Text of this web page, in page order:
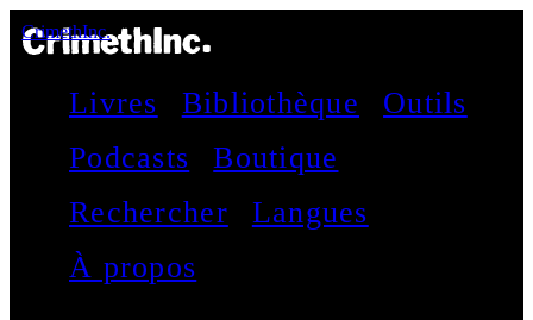
CrimethInc.
Livres Bibliothèque
Outils
Podcasts
Boutique
Rechercher
Langues
À propos